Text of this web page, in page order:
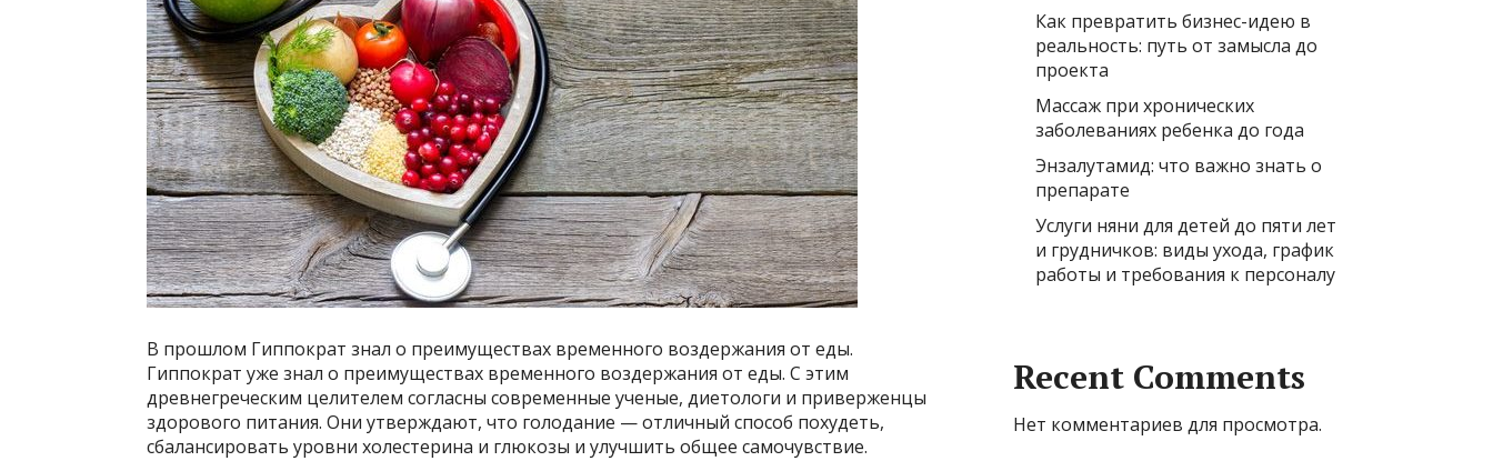
В прошлом Гиппократ знал о преимуществах временного воздержания от еды.
Гиппократ уже знал о преимуществах временного воздержания от еды. С этим
древнегреческим целителем согласны современные ученые, диетологи и приверженцы
здорового питания. Они утверждают, что голодание — отличный способ похудеть,
сбалансировать уровни холестерина и глюкозы и улучшить общее самочувствие.
Как превратить бизнес-идею в
реальность: путь от замысла до
проекта
Массаж при хронических
заболеваниях ребенка до года
Энзалутамид: что важно знать о
препарате
Услуги няни для детей до пяти лет
и грудничков: виды ухода, график
работы и требования к персоналу
Recent Comments
Нет комментариев для просмотра.